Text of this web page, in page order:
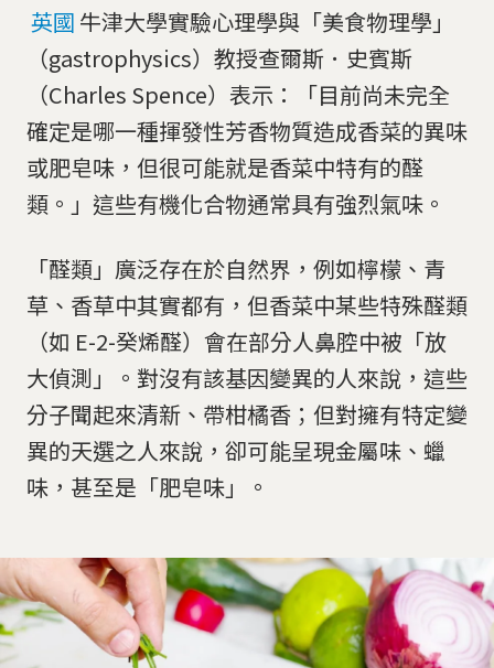
英國 牛津大學實驗心理學與「美食物理學」
（gastrophysics）教授查爾斯．史賓斯
（Charles Spence）表示：「目前尚未完全
確定是哪一種揮發性芳香物質造成香菜的異味
或肥皂味，但很可能就是香菜中特有的醛
類。」這些有機化合物通常具有強烈氣味。
「醛類」廣泛存在於自然界，例如檸檬、青
草、香草中其實都有，但香菜中某些特殊醛類
（如 E-2-癸烯醛）會在部分人鼻腔中被「放
大偵測」。對沒有該基因變異的人來說，這些
分子聞起來清新、帶柑橘香；但對擁有特定變
異的天選之人來說，卻可能呈現金屬味、蠟
味，甚至是「肥皂味」。